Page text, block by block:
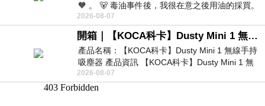
🧡 。 🐻 毒油事件後，我很在意之後用油的採買。
前天購買了我之前就很愛
2026-08-07
開箱｜【KOCA科卡】Dusty Mini 1 無線手持吸塵器
產品名稱：【KOCA科卡】Dusty Mini 1 無線手持
吸塵器 產品資訊 【KOCA科卡】Dusty Mini 1 無
線手持吸塵器評語： 能吸、能吹兼具兩
2026-08-07